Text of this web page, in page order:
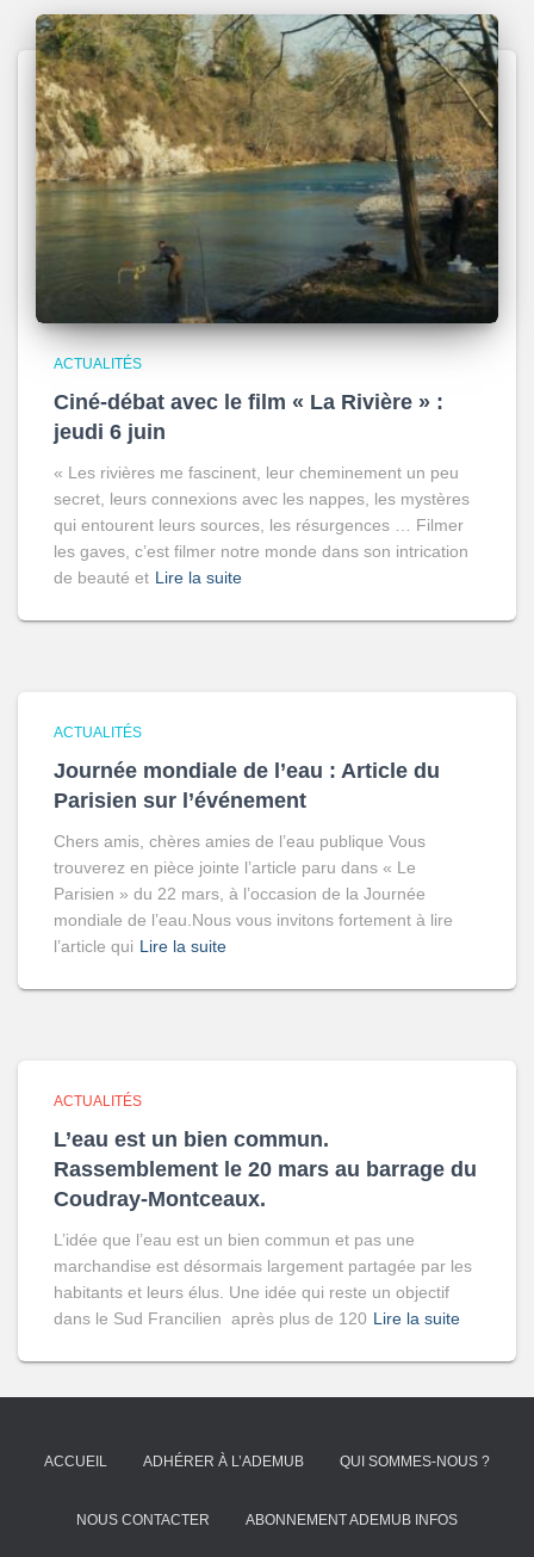
ACTUALITÉS
Ciné-débat avec le film « La Rivière » :
jeudi 6 juin
« Les rivières me fascinent, leur cheminement un peu
secret, leurs connexions avec les nappes, les mystères
qui entourent leurs sources, les résurgences … Filmer
les gaves, c’est filmer notre monde dans son intrication
de beauté et Lire la suite
ACTUALITÉS
Journée mondiale de l’eau : Article du
Parisien sur l’événement
‌Chers amis, chères amies de l’eau publique Vous
trouverez en pièce jointe l’article paru dans « Le
Parisien » du 22 mars, à l’occasion de la Journée
mondiale de l’eau.Nous vous invitons fortement à lire
l’article qui Lire la suite
ACTUALITÉS
L’eau est un bien commun.
Rassemblement le 20 mars au barrage du
Coudray-Montceaux.
L’idée que l’eau est un bien commun et pas une
marchandise est désormais largement partagée par les
habitants et leurs élus. Une idée qui reste un objectif
dans le Sud Francilien après plus de 120 Lire la suite
ACCUEIL ADHÉRER À L’ADEMUB QUI SOMMES-NOUS ?
NOUS CONTACTER ABONNEMENT ADEMUB INFOS